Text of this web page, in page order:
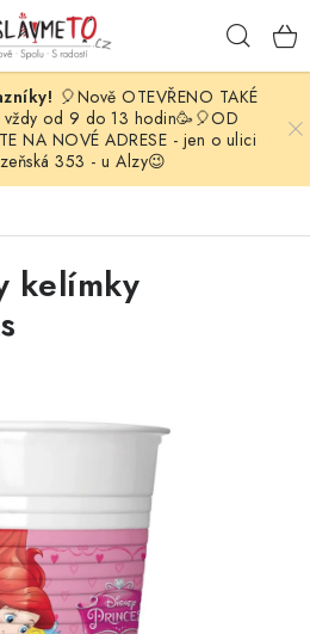
A VLASY
🎈Nově OTEVŘENO TAKÉ
vždy od 9 do 13 hodin🥳🎈OD
NA NOVÉ ADRESE - jen o ulici
353 - u Alzy😉
kelímky